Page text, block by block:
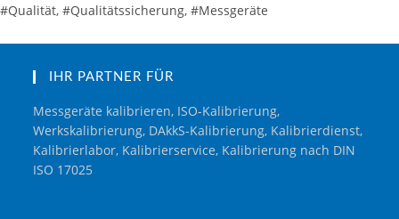
#Qualität, #Qualitätssicherung, #Messgeräte
IHR PARTNER FÜR
Messgeräte kalibrieren, ISO-Kalibrierung,
Werkskalibrierung, DAkkS-Kalibrierung, Kalibrierdienst,
Kalibrierlabor, Kalibrierservice, Kalibrierung nach DIN
ISO 17025